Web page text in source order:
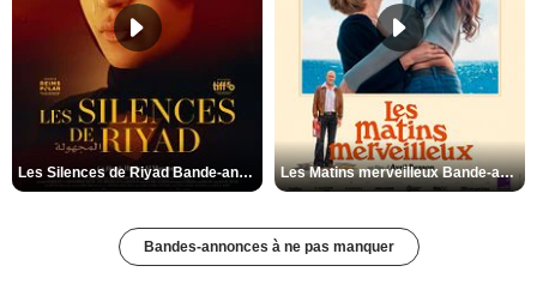
Les Silences de Riyad Bande-annonce VO STFR Les Matins merveilleux Bande-annonce VF
Bandes-annonces à ne pas manquer